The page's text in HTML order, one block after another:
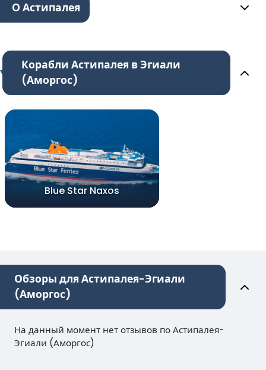
О Астипалея
Корабли Астипалея в Эгиали
(Аморгос)
Blue Star Naxos
Обзоры для Астипалея-Эгиали
(Аморгос)
На данный момент нет отзывов по Астипалея-
Эгиали (Аморгос)